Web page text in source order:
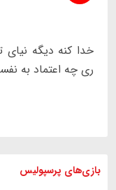
خدا کنه دیگه نیای
ری چه اعتماد به
بازی های پرسپولیس